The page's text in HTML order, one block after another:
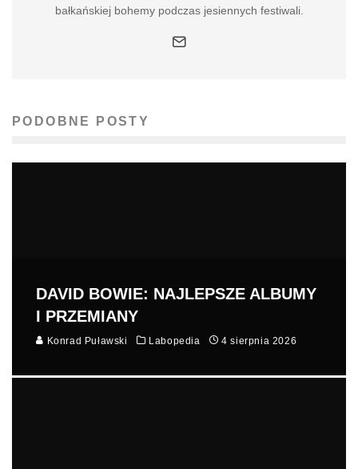
bałkańskiej bohemy podczas jesiennych festiwali.
PODOBNE POSTY
DAVID BOWIE: NAJLEPSZE ALBUMY
I PRZEMIANY
Konrad Puławski Labopedia 4 sierpnia 2026